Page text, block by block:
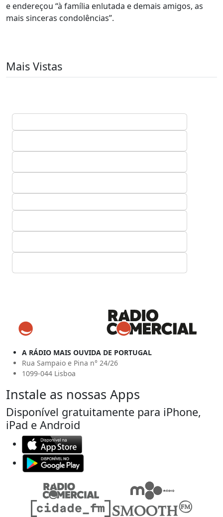
e endereçou “à família enlutada e demais amigos, as
mais sinceras condolências”.
Mais Vistas
A RÁDIO MAIS OUVIDA DE PORTUGAL
Rua Sampaio e Pina n° 24/26
1099-044 Lisboa
Instale as nossas Apps
Disponível gratuitamente para iPhone,
iPad e Android